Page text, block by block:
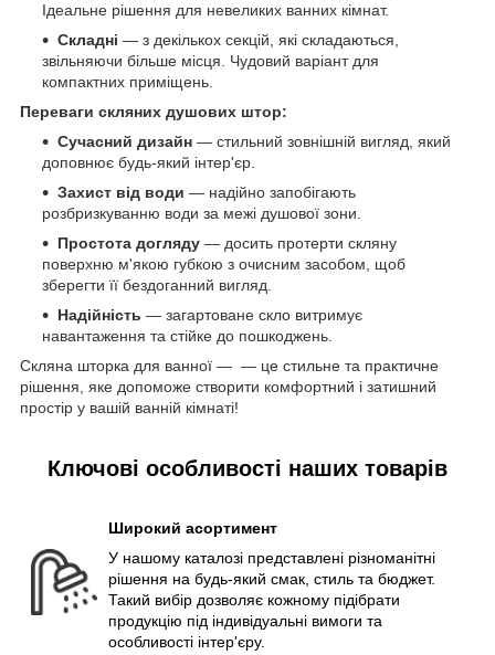
Ідеальне рішення для невеликих ванних кімнат.
Складні — з декількох секцій, які складаються,
звільняючи більше місця. Чудовий варіант для
компактних приміщень.
Переваги скляних душових штор:
Сучасний дизайн — стильний зовнішній вигляд, який
доповнює будь-який інтер'єр.
Захист від води — надійно запобігають
розбризкуванню води за межі душової зони.
Простота догляду — досить протерти скляну
поверхню м'якою губкою з очисним засобом, щоб
зберегти її бездоганний вигляд.
Надійність — загартоване скло витримує
навантаження та стійке до пошкоджень.
Скляна шторка для ванної — — це стильне та практичне
рішення, яке допоможе створити комфортний і затишний
простір у вашій ванній кімнаті!
Ключові особливості наших товарів
Широкий асортимент
У нашому каталозі представлені різноманітні
рішення на будь-який смак, стиль та бюджет.
Такий вибір дозволяє кожному підібрати
продукцію під індивідуальні вимоги та
особливості інтер'єру.